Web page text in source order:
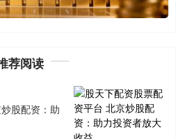
荐阅读
股配资：助